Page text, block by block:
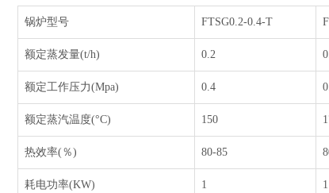
锅炉型号 FTSG0.2-0.4-T
额定蒸发量(t/h) 0.2
额定工作压力(Mpa) 0.4
额定蒸汽温度(°C) 150
热效率(％) 80-85
耗电功率(KW) 1 1